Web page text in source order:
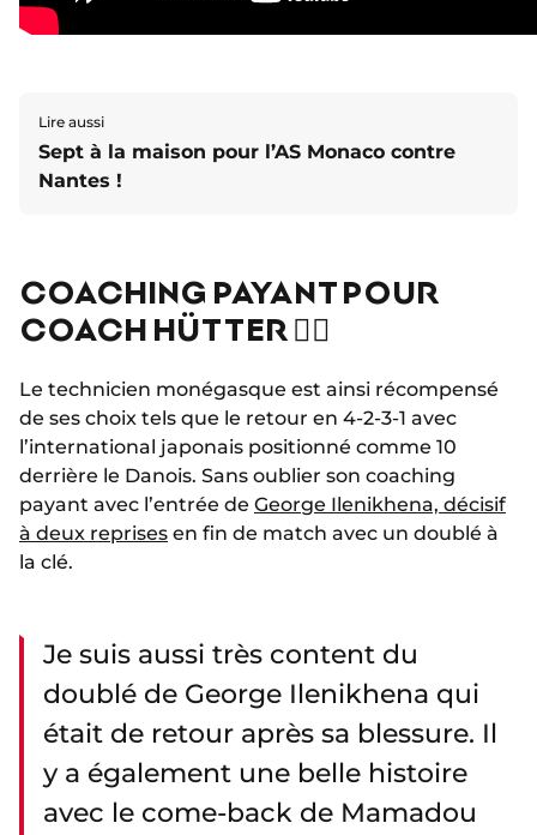
Lire aussi
Sept à la maison pour l’AS Monaco contre
Nantes !
COACHING PAYANT POUR
COACH HÜTTER 🤵‍♂️
Le technicien monégasque est ainsi récompensé
de ses choix tels que le retour en 4-2-3-1 avec
l’international japonais positionné comme 10
derrière le Danois. Sans oublier son coaching
payant avec l’entrée de George Ilenikhena, décisif
à deux reprises en fin de match avec un doublé à
la clé.
Je suis aussi très content du
doublé de George Ilenikhena qui
était de retour après sa blessure. Il
y a également une belle histoire
avec le come-back de Mamadou